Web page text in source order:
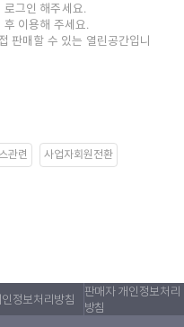
로그인 해주세요.
후 이용해 주세요.
판매할 수 있는 열린공간입니
관련 사업자회원전환
인정보처리방침
판매자 개인정보처리
방침